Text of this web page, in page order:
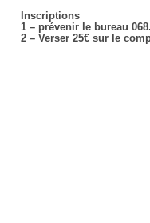
Inscriptions
1 – prévenir le bureau
2 – Verser 25€ sur le